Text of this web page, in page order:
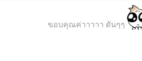
ขอบคุณค่าาาาา ดันๆๆ